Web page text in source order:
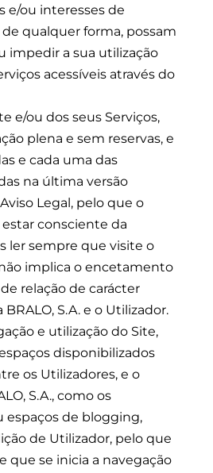
e/ou interesses de
qualquer forma, possam
impedir a sua utilização
acessíveis através do
e/ou dos seus Serviços,
plena e sem reservas, e
e cada uma das
na última versão
Legal, pelo que o
consciente da
ler sempre que visite o
implica o encetamento
relação de carácter
S.A. e o Utilizador.
e utilização do Site,
disponibilizados
os Utilizadores, e o
S.A., como os
espaços de blogging,
de Utilizador, pelo que
que se inicia a navegação